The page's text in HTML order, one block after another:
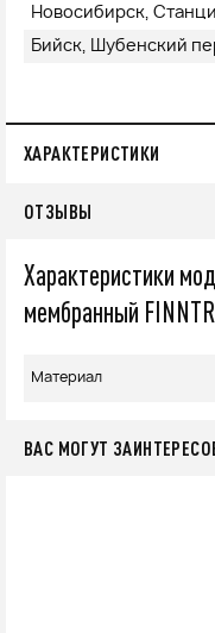
Новосибирск,
Бийск, Шубенский
ХАРАКТЕРИСТИКИ
ОТЗЫВЫ
Характеристики
мембранный
Материал
ВАС МОГУТ